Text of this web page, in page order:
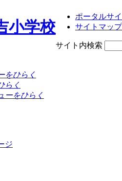
ポータルサ
サイトマップ
サイト内検索
をひらく
らく
ーをひらく
ジ